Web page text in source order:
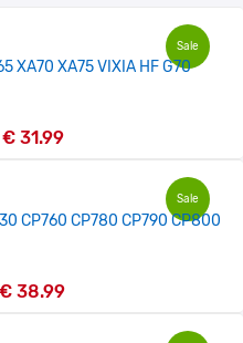
Sale
XA70 XA75 VIXIA HF G70
€ 31.99
Sale
CP760 CP780 CP790 CP800
€ 38.99